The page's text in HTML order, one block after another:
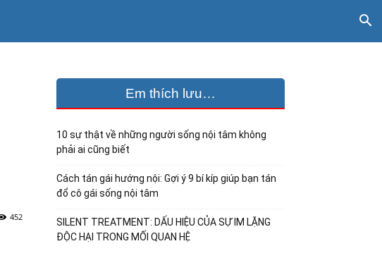
452
Em thích lưu…
10 sự thật về những người sống nội tâm không
phải ai cũng biết
Cách tán gái hướng nội: Gợi ý 9 bí kíp giúp bạn tán
đổ cô gái sống nội tâm
SILENT TREATMENT: DẤU HIỆU CỦA SỰ IM LẶNG
ĐỘC HẠI TRONG MỐI QUAN HỆ